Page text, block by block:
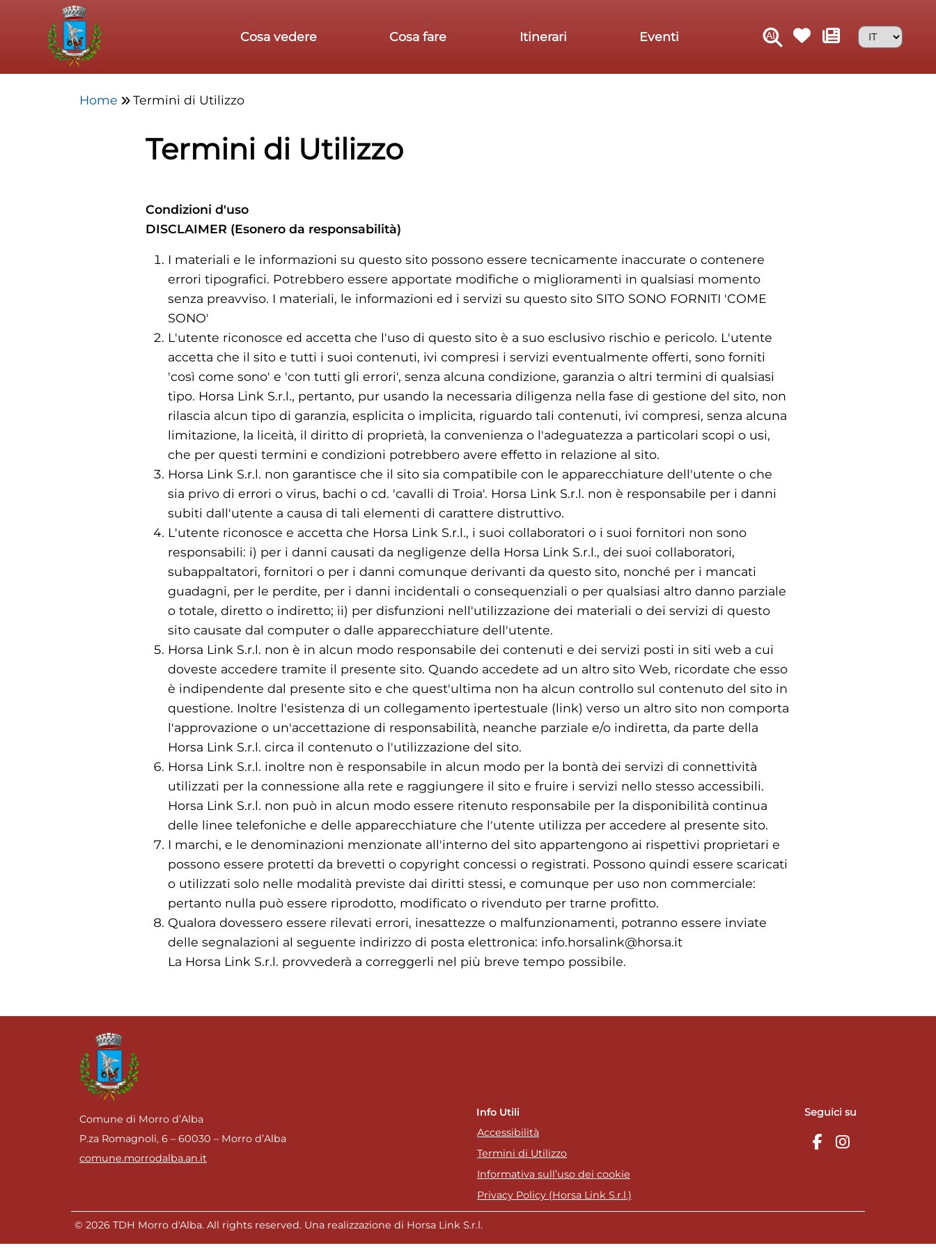
Skip to main content
Cosa vedere
Cosa fare Itinerari Eventi
Home Termini di Utilizzo
Termini di Utilizzo
Condizioni d'uso
DISCLAIMER (Esonero da responsabilità)
I materiali e le informazioni su questo sito possono essere tecnicamente inaccurate o contenere
errori tipografici. Potrebbero essere apportate modifiche o miglioramenti in qualsiasi momento
senza preavviso. I materiali, le informazioni ed i servizi su questo sito SITO SONO FORNITI 'COME
SONO'
L'utente riconosce ed accetta che l'uso di questo sito è a suo esclusivo rischio e pericolo. L'utente
accetta che il sito e tutti i suoi contenuti, ivi compresi i servizi eventualmente offerti, sono forniti
'così come sono' e 'con tutti gli errori', senza alcuna condizione, garanzia o altri termini di qualsiasi
tipo. Horsa Link S.r.l., pertanto, pur usando la necessaria diligenza nella fase di gestione del sito, non
rilascia alcun tipo di garanzia, esplicita o implicita, riguardo tali contenuti, ivi compresi, senza alcuna
limitazione, la liceità, il diritto di proprietà, la convenienza o l'adeguatezza a particolari scopi o usi,
che per questi termini e condizioni potrebbero avere effetto in relazione al sito.
Horsa Link S.r.l. non garantisce che il sito sia compatibile con le apparecchiature dell'utente o che
sia privo di errori o virus, bachi o cd. 'cavalli di Troia'. Horsa Link S.r.l. non è responsabile per i danni
subiti dall'utente a causa di tali elementi di carattere distruttivo.
L'utente riconosce e accetta che Horsa Link S.r.l., i suoi collaboratori o i suoi fornitori non sono
responsabili: i) per i danni causati da negligenze della Horsa Link S.r.l., dei suoi collaboratori,
subappaltatori, fornitori o per i danni comunque derivanti da questo sito, nonché per i mancati
guadagni, per le perdite, per i danni incidentali o consequenziali o per qualsiasi altro danno parziale
o totale, diretto o indiretto; ii) per disfunzioni nell'utilizzazione dei materiali o dei servizi di questo
sito causate dal computer o dalle apparecchiature dell'utente.
Horsa Link S.r.l. non è in alcun modo responsabile dei contenuti e dei servizi posti in siti web a cui
doveste accedere tramite il presente sito. Quando accedete ad un altro sito Web, ricordate che esso
è indipendente dal presente sito e che quest'ultima non ha alcun controllo sul contenuto del sito in
questione. Inoltre l'esistenza di un collegamento ipertestuale (link) verso un altro sito non comporta
l'approvazione o un'accettazione di responsabilità, neanche parziale e/o indiretta, da parte della
Horsa Link S.r.l. circa il contenuto o l'utilizzazione del sito.
Horsa Link S.r.l. inoltre non è responsabile in alcun modo per la bontà dei servizi di connettività
utilizzati per la connessione alla rete e raggiungere il sito e fruire i servizi nello stesso accessibili.
Horsa Link S.r.l. non può in alcun modo essere ritenuto responsabile per la disponibilità continua
delle linee telefoniche e delle apparecchiature che l'utente utilizza per accedere al presente sito.
I marchi, e le denominazioni menzionate all'interno del sito appartengono ai rispettivi proprietari e
possono essere protetti da brevetti o copyright concessi o registrati. Possono quindi essere scaricati
o utilizzati solo nelle modalità previste dai diritti stessi, e comunque per uso non commerciale:
pertanto nulla può essere riprodotto, modificato o rivenduto per trarne profitto.
Qualora dovessero essere rilevati errori, inesattezze o malfunzionamenti, potranno essere inviate
delle segnalazioni al seguente indirizzo di posta elettronica: info.horsalink@horsa.it
La Horsa Link S.r.l. provvederà a correggerli nel più breve tempo possibile.
Comune di Morro d’Alba
P.za Romagnoli, 6 – 60030 – Morro d’Alba
comune.morrodalba.an.it
Info Utili
Accessibilità
Termini di Utilizzo
Informativa sull’uso dei cookie
Privacy Policy (Horsa Link S.r.l.)
Seguici su
© 2026 TDH Morro d'Alba. All rights reserved. Una realizzazione di Horsa Link S.r.l.